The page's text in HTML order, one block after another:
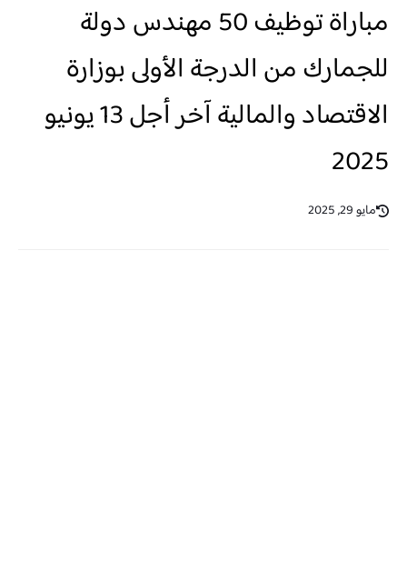
مباراة توظيف 50 مهندس دولة
للجمارك من الدرجة الأولى بوزارة
الاقتصاد والمالية آخر أجل 13 يونيو
2025
مايو 29, 2025